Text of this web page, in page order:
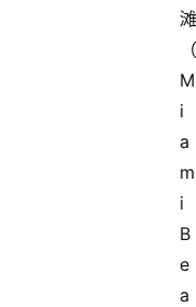
滩
（
M
i
a
m
i
B
e
a